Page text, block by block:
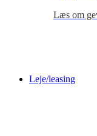
Læs om
Leje/leasing